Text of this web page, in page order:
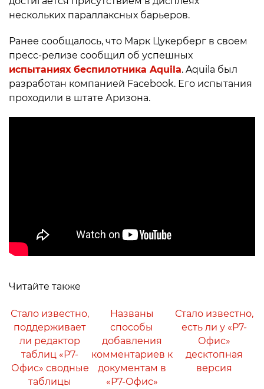
нескольких параллаксных барьеров.
Ранее сообщалось, что Марк Цукерберг в своем
пресс-релизе сообщил об успешных
испытаниях беспилотника Aquila. Aquila был
разработан компанией Facebook. Его испытания
проходили в штате Аризона.
Читайте также
Стало известно,
поддерживает
ли редактор
таблиц «Р7-
Офис» сводные
таблицы
Названы
способы
добавления
комментариев к
документам в
«Р7-Офис»
Стало известно,
есть ли у «Р7-
Офис»
десктопная
версия